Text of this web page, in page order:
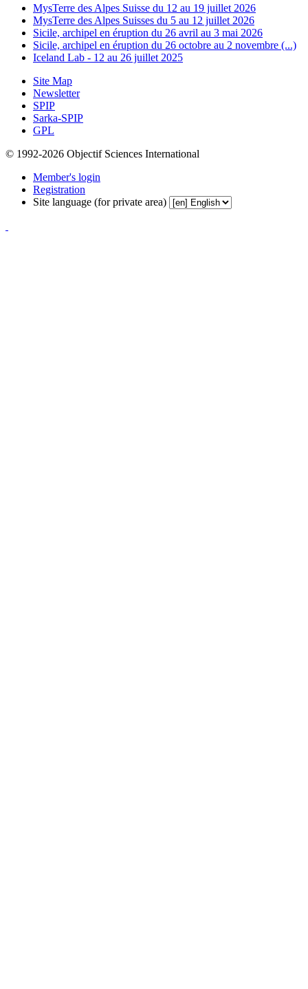
MysTerre des Alpes Suisse du 12 au 19 juillet 2026
MysTerre des Alpes Suisses du 5 au 12 juillet 2026
Sicile, archipel en éruption du 26 avril au 3 mai 2026
Sicile, archipel en éruption du 26 octobre au 2 novembre (...)
Iceland Lab - 12 au 26 juillet 2025
Site Map
Newsletter
SPIP
Sarka-SPIP
GPL
© 1992-2026 Objectif Sciences International
Member's login
Registration
Site language (for private area)